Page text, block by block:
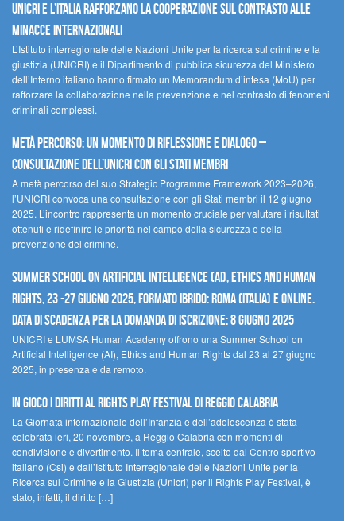
UNICRI e l’Italia rafforzano la cooperazione sul contrasto alle
minacce internazionali
L’Istituto interregionale delle Nazioni Unite per la ricerca sul crimine e la
giustizia (UNICRI) e il Dipartimento di pubblica sicurezza del Ministero
dell’Interno italiano hanno firmato un Memorandum d’intesa (MoU) per
rafforzare la collaborazione nella prevenzione e nel contrasto di fenomeni
criminali complessi.
Metà percorso: un momento di riflessione e dialogo –
Consultazione dell’UNICRI con gli Stati membri
A metà percorso del suo Strategic Programme Framework 2023–2026,
l’UNICRI convoca una consultazione con gli Stati membri il 12 giugno
2025. L’incontro rappresenta un momento cruciale per valutare i risultati
ottenuti e ridefinire le priorità nel campo della sicurezza e della
prevenzione del crimine.
Summer School on Artificial Intelligence (AI), Ethics and Human
Rights, 23 -27 giugno 2025, Formato Ibrido: Roma (Italia) e online.
Data di scadenza per la domanda di iscrizione: 8 giugno 2025
UNICRI e LUMSA Human Academy offrono una Summer School on
Artificial Intelligence (AI), Ethics and Human Rights dal 23 al 27 giugno
2025, in presenza e da remoto.
In gioco i diritti al Rights Play Festival di Reggio Calabria
La Giornata internazionale dell’Infanzia e dell’adolescenza è stata
celebrata ieri, 20 novembre, a Reggio Calabria con momenti di
condivisione e divertimento. Il tema centrale, scelto dal Centro sportivo
italiano (Csi) e dall’Istituto Interregionale delle Nazioni Unite per la
Ricerca sul Crimine e la Giustizia (Unicri) per il Rights Play Festival, è
stato, infatti, il diritto […]